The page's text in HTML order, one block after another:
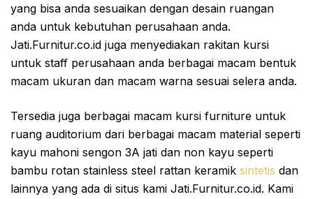
yang bisa anda sesuaikan dengan desain ruangan
anda untuk kebutuhan perusahaan anda.
Jati.Furnitur.co.id juga menyediakan rakitan kursi
untuk staff perusahaan anda berbagai macam bentuk
macam ukuran dan macam warna sesuai selera anda.
Tersedia juga berbagai macam kursi furniture untuk
ruang auditorium dari berbagai macam material seperti
kayu mahoni sengon 3A jati dan non kayu seperti
bambu rotan stainless steel rattan keramik sintetis dan
lainnya yang ada di situs kami Jati.Furnitur.co.id. Kami